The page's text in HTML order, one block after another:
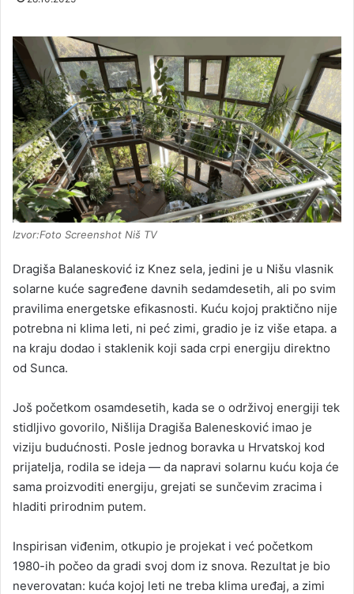
Izvor:Foto Screenshot Niš TV
Dragiša Balanesković iz Knez sela, jedini je u Nišu vlasnik
solarne kuće sagređene davnih sedamdesetih, ali po svim
pravilima energetske efikasnosti. Kuću kojoj praktično nije
potrebna ni klima leti, ni peć zimi, gradio je iz više etapa. a
na kraju dodao i staklenik koji sada crpi energiju direktno
od Sunca.
Još početkom osamdesetih, kada se o održivoj energiji tek
stidljivo govorilo, Nišlija Dragiša Balenesković imao je
viziju budućnosti. Posle jednog boravka u Hrvatskoj kod
prijatelja, rodila se ideja — da napravi solarnu kuću koja će
sama proizvoditi energiju, grejati se sunčevim zracima i
hladiti prirodnim putem.
Inspirisan viđenim, otkupio je projekat i već početkom
1980-ih počeo da gradi svoj dom iz snova. Rezultat je bio
neverovatan: kuća kojoj leti ne treba klima uređaj, a zimi